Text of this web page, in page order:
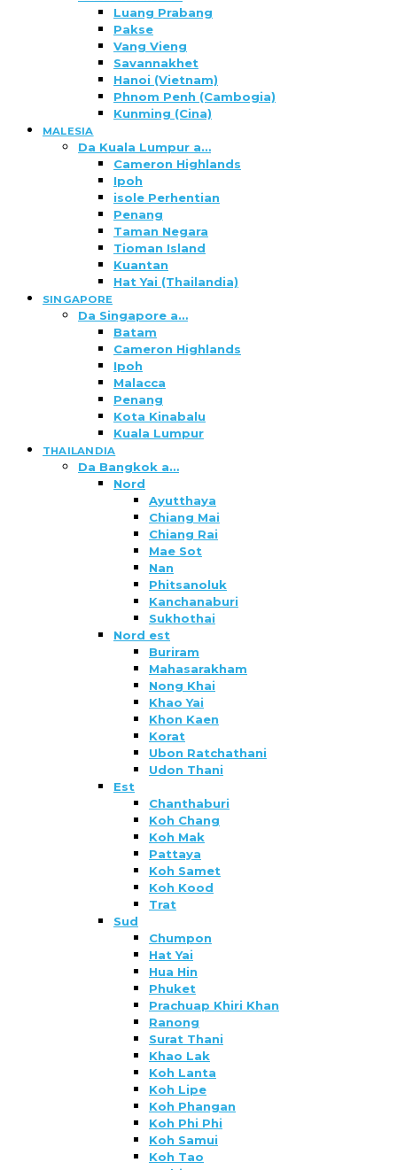
Luang Prabang
Pakse
Vang Vieng
Savannakhet
Hanoi (Vietnam)
Phnom Penh (Cambogia)
Kunming (Cina)
MALESIA
Da Kuala Lumpur a…
Cameron Highlands
Ipoh
isole Perhentian
Penang
Taman Negara
Tioman Island
Kuantan
Hat Yai (Thailandia)
SINGAPORE
Da Singapore a…
Batam
Cameron Highlands
Ipoh
Malacca
Penang
Kota Kinabalu
Kuala Lumpur
THAILANDIA
Da Bangkok a…
Nord
Ayutthaya
Chiang Mai
Chiang Rai
Mae Sot
Nan
Phitsanoluk
Kanchanaburi
Sukhothai
Nord est
Buriram
Mahasarakham
Nong Khai
Khao Yai
Khon Kaen
Korat
Ubon Ratchathani
Udon Thani
Est
Chanthaburi
Koh Chang
Koh Mak
Pattaya
Koh Samet
Koh Kood
Trat
Sud
Chumpon
Hat Yai
Hua Hin
Phuket
Prachuap Khiri Khan
Ranong
Surat Thani
Khao Lak
Koh Lanta
Koh Lipe
Koh Phangan
Koh Phi Phi
Koh Samui
Koh Tao